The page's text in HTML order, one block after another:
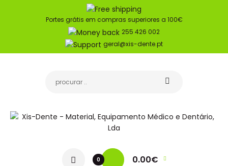
Portes grátis em compras superiores a 100€
255 426 002
geral@xis-dente.pt
0 0.00€